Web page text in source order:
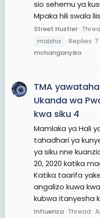
sio sehemu ya
Mpaka hili swala
Street Hustler
maisha
Replies: 7
mchanganyiko
TMA
Ukanda wa
kwa siku 4
Mamlaka ya Hali
tahadhari ya
ya siku nne
20, 2020 katika
Katika taarifa
angalizo kuwa
kubwa itanyesha
Influenza Thread